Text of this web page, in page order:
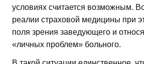
условиях считается возможным.
реалии страховой медицины при
поля зрения заведующего и
«личных проблем» больного.